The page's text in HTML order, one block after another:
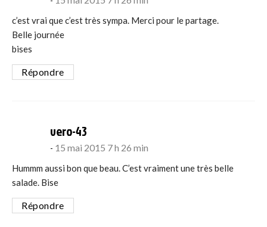
c’est vrai que c’est très sympa. Merci pour le partage.
Belle journée
bises
Répondre
vero-43
15 mai 2015 7 h 26 min
Hummm aussi bon que beau. C’est vraiment une très belle
salade. Bise
Répondre